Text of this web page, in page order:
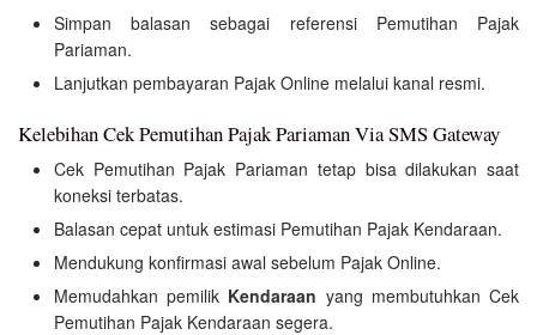
Simpan balasan sebagai referensi Pemutihan Pajak
Pariaman.
Lanjutkan pembayaran Pajak Online melalui kanal resmi.
Kelebihan Cek Pemutihan Pajak Pariaman Via SMS Gateway
Cek Pemutihan Pajak Pariaman tetap bisa dilakukan saat
koneksi terbatas.
Balasan cepat untuk estimasi Pemutihan Pajak Kendaraan.
Mendukung konfirmasi awal sebelum Pajak Online.
Memudahkan pemilik Kendaraan yang membutuhkan Cek
Pemutihan Pajak Kendaraan segera.